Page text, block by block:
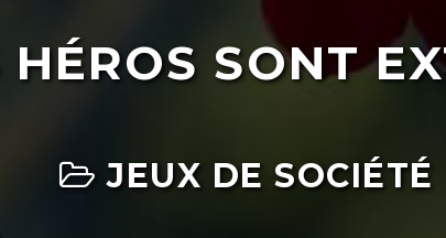
SONT
JEUX DE SOCIÉTÉ